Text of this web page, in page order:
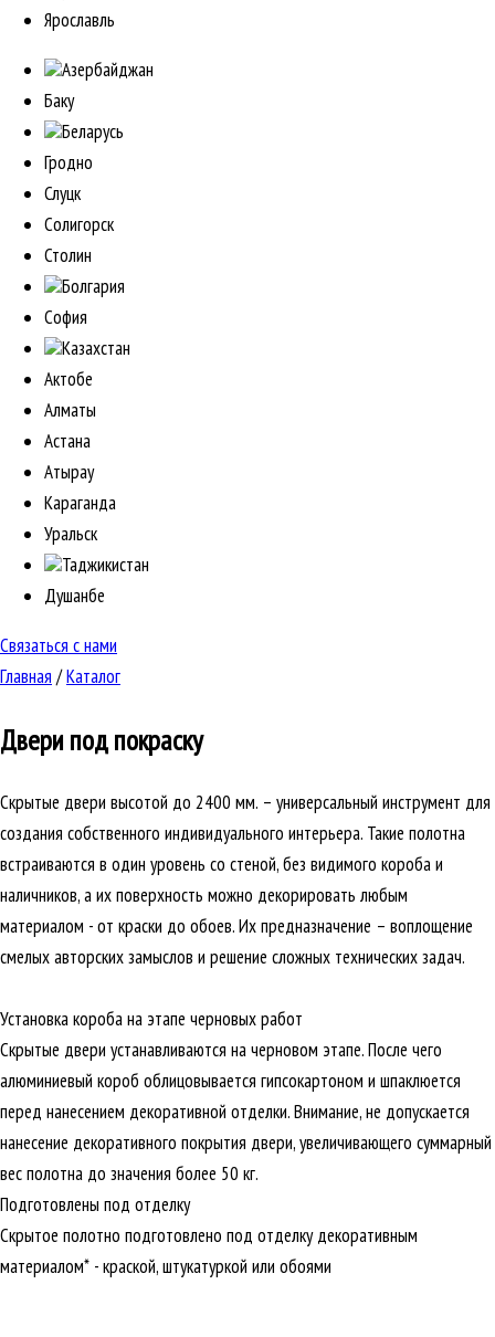
Ярославль
Азербайджан
Баку
Беларусь
Гродно
Слуцк
Солигорск
Столин
Болгария
София
Казахстан
Актобе
Алматы
Астана
Атырау
Караганда
Уральск
Таджикистан
Душанбе
Связаться с нами
Главная /Каталог
Двери под покраску
Скрытые двери высотой до 2400 мм. – универсальный инструмент для
создания собственного индивидуального интерьера. Такие полотна
встраиваются в один уровень со стеной, без видимого короба и
наличников, а их поверхность можно декорировать любым
материалом - от краски до обоев. Их предназначение – воплощение
смелых авторских замыслов и решение сложных технических задач.
Установка короба на этапе черновых работ
Скрытые двери устанавливаются на черновом этапе. После чего
алюминиевый короб облицовывается гипсокартоном и шпаклюется
перед нанесением декоративной отделки. Внимание, не допускается
нанесение декоративного покрытия двери, увеличивающего суммарный
вес полотна до значения более 50 кг.
Подготовлены под отделку
Скрытое полотно подготовлено под отделку декоративным
материалом* - краской, штукатуркой или обоями